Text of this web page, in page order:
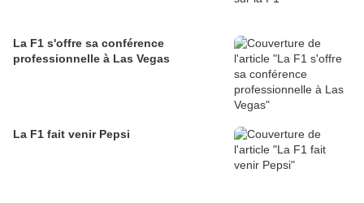
La F1 s'offre sa conférence
professionnelle à Las Vegas
La F1 fait venir Pepsi